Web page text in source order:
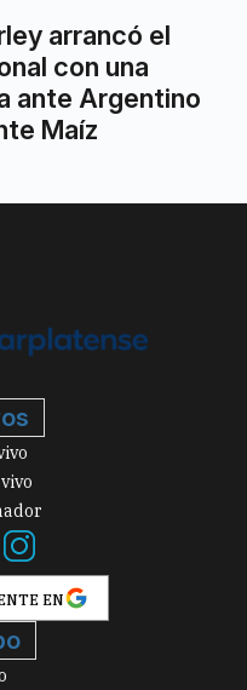
arrancó el
con una
ante Argentino
Maíz
EN